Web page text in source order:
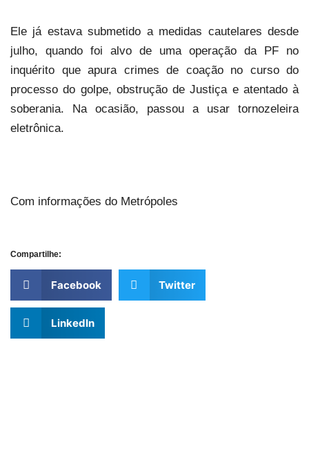
Ele já estava submetido a medidas cautelares desde
julho, quando foi alvo de uma operação da PF no
inquérito que apura crimes de coação no curso do
processo do golpe, obstrução de Justiça e atentado à
soberania. Na ocasião, passou a usar tornozeleira
eletrônica.
Com informações do Metrópoles
Compartilhe:
Facebook Twitter
LinkedIn